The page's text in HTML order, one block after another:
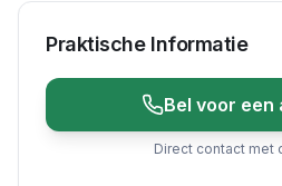
Praktische Informatie
Bel voor een
Direct contact met